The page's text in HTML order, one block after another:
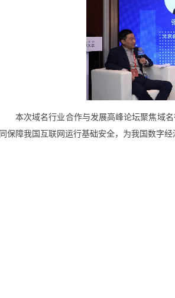
本次域名行业合作与发展高峰论坛聚焦域
同保障我国互联网运行基础安全，为我国数字